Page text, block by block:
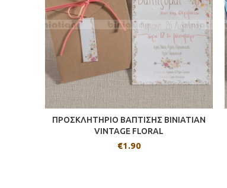
ΠΡΟΣΚΛΗΤΗΡΙΟ ΒΑΠΤΙΣΗΣ BINIATIAN
VINTAGE FLORAL
€1.90